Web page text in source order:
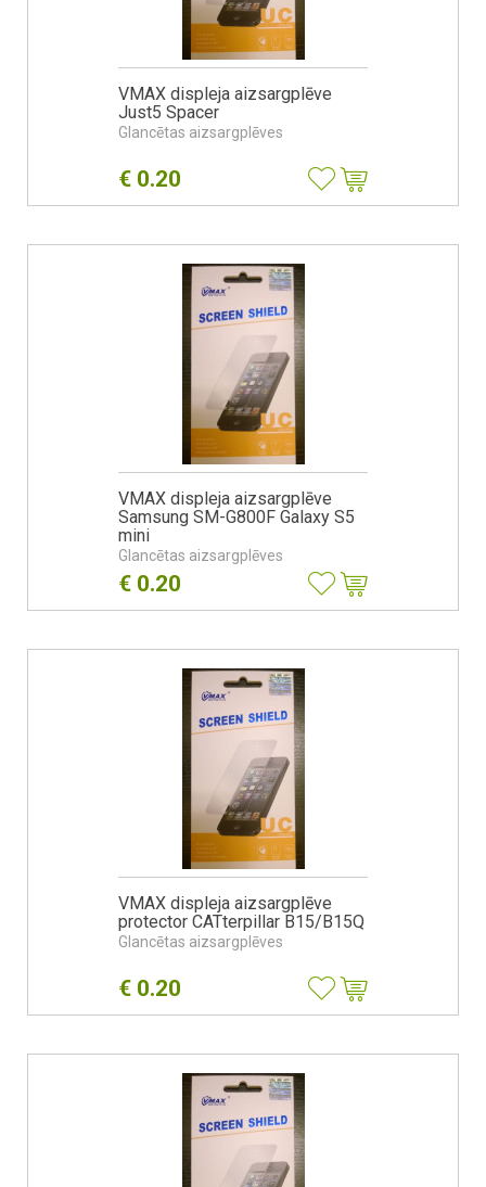
VMAX displeja aizsargplēve
Just5 Spacer
Glancētas aizsargplēves
€ 0.20
VMAX displeja aizsargplēve
Samsung SM-G800F Galaxy S5
mini
Glancētas aizsargplēves
€ 0.20
VMAX displeja aizsargplēve
protector CATterpillar B15/B15Q
Glancētas aizsargplēves
€ 0.20